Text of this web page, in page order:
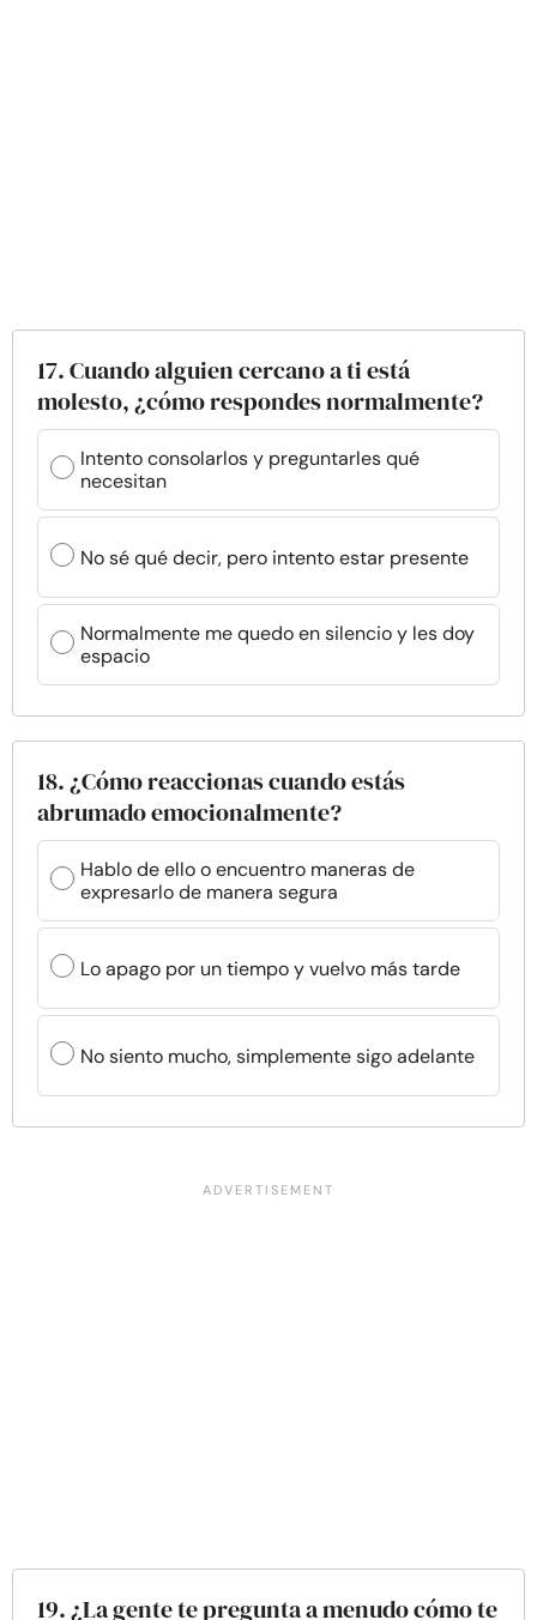
17. Cuando alguien cercano a ti está
molesto, ¿cómo respondes normalmente?
Intento consolarlos y preguntarles qué
necesitan
No sé qué decir, pero intento estar presente
Normalmente me quedo en silencio y les doy
espacio
18. ¿Cómo reaccionas cuando estás
abrumado emocionalmente?
Hablo de ello o encuentro maneras de
expresarlo de manera segura
Lo apago por un tiempo y vuelvo más tarde
No siento mucho, simplemente sigo adelante
19. ¿La gente te pregunta a menudo cómo te